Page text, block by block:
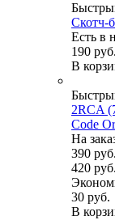
Скотч-
Есть в
190 руб.
В
2RCA
Code
На
390 руб.
420 руб.
30 руб.
В